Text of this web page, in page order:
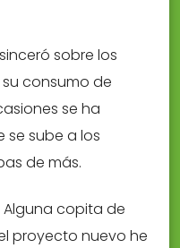
sinceró sobre los
consumo de
se ha
sube a los
de más.
Alguna copita de
proyecto nuevo he